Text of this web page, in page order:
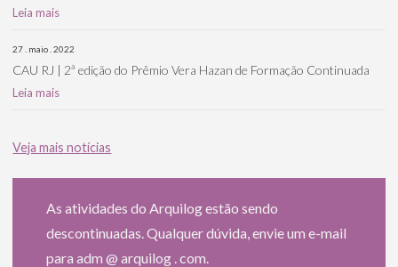
Leia mais
27 . maio . 2022
CAU RJ | 2ª edição do Prêmio Vera Hazan de Formação Continuada
Leia mais
Veja mais notícias
As atividades do Arquilog estão sendo
descontinuadas. Qualquer dúvida, envie um e-mail
para adm @ arquilog . com.